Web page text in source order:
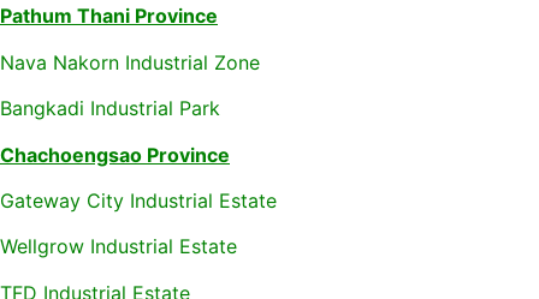
Pathum Thani Province
Nava Nakorn Industrial Zone
Bangkadi Industrial Park
Chachoengsao Province
Gateway City Industrial Estate
Wellgrow Industrial Estate
TFD Industrial Estate